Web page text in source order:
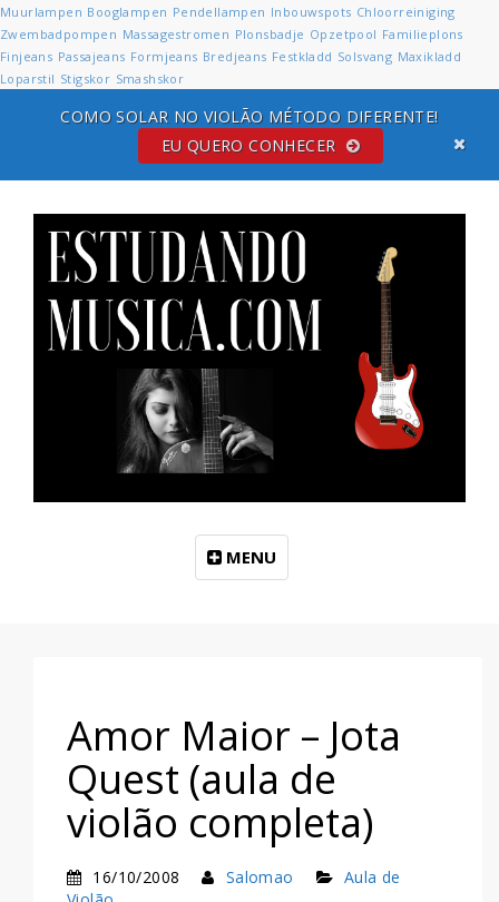
Muurlampen Booglampen Pendellampen Inbouwspots Chloorreiniging
Zwembadpompen Massagestromen Plonsbadje Opzetpool Familieplons
Finjeans Passajeans Formjeans Bredjeans Festkladd Solsvang Maxikladd
Loparstil Stigskor Smashskor
EU QUERO CONHECER
MENU
Amor Maior – Jota
Quest (aula de
violão completa)
16/10/2008 Salomao
Aula de